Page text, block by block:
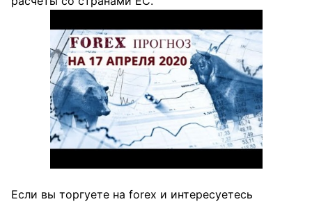
Если вы торгуете на forex и интересуетесь